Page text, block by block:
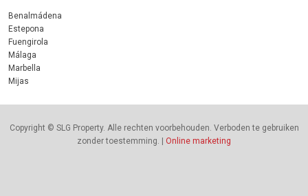
Benalmádena
Estepona
Fuengirola
Málaga
Marbella
Mijas
Copyright © SLG Property. Alle rechten voorbehouden. Verboden te gebruiken
zonder toestemming. | Online marketing